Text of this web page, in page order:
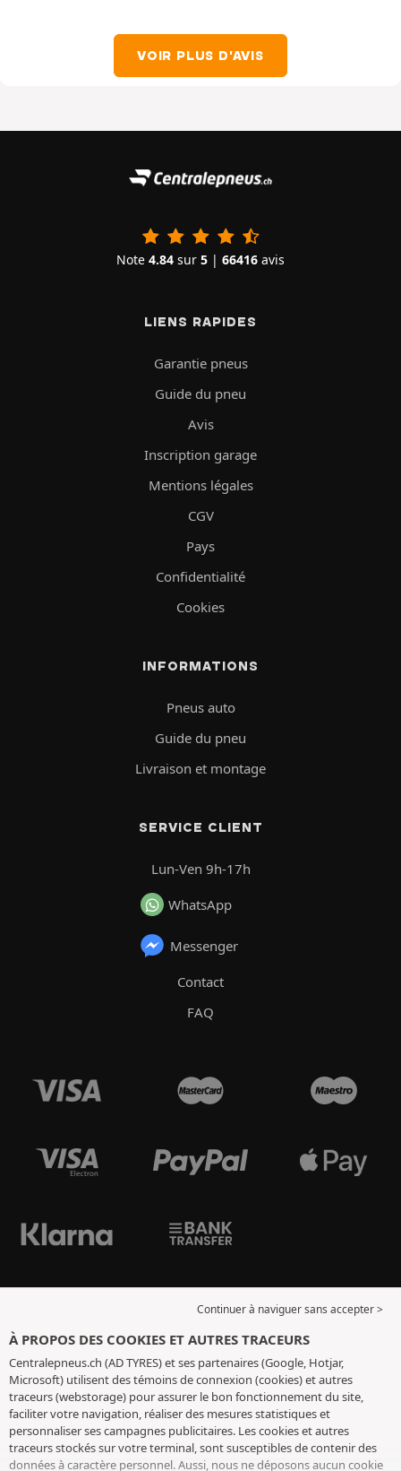
VOIR PLUS D'AVIS
Note 4.84 sur 5 | 66416 avis
LIENS RAPIDES
Garantie pneus
Guide du pneu
Avis
Inscription garage
Mentions légales
CGV
Pays
Confidentialité
Cookies
INFORMATIONS
Pneus auto
Guide du pneu
Livraison et montage
SERVICE CLIENT
Lun-Ven 9h-17h
WhatsApp
Messenger
Contact
FAQ
Continuer à naviguer sans accepter >
À PROPOS DES COOKIES ET AUTRES TRACEURS
Centralepneus.ch (AD TYRES) et ses partenaires (Google, Hotjar,
Microsoft) utilisent des témoins de connexion (cookies) et autres
traceurs (webstorage) pour assurer le bon fonctionnement du site,
faciliter votre navigation, réaliser des mesures statistiques et
personnaliser ses campagnes publicitaires. Les cookies et autres
traceurs stockés sur votre terminal, sont susceptibles de contenir des
données à caractère personnel. Aussi, nous ne déposons aucun cookie